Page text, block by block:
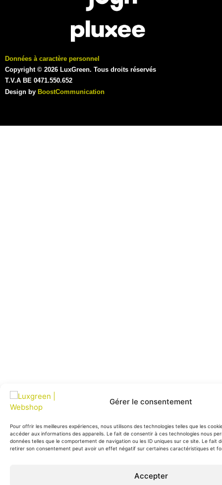
Gérer le consentement
Pour offrir les meilleures expériences, nous utilisons des technologies telles que les
accéder aux informations des appareils. Le fait de consentir à ces technologies nous
données telles que le comportement de navigation ou les ID uniques sur ce site. Le fait
retirer son consentement peut avoir un effet négatif sur certaines caractéristiques et
Accepter
Données à caractère personnel
Copyright © 2026 LuxGreen. Tous droits réservés
T.V.A BE 0471.550.652
Design by BoostCommunication